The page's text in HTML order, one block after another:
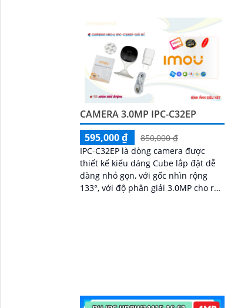
CAMERA 3.0MP IPC-C32EP
595,000 ₫
850,000 ₫
IPC-C32EP là dòng camera được
thiết kế kiểu dáng Cube lắp đặt dễ
dàng nhỏ gọn, với gốc nhìn rộng
133°, với độ phân giải 3.0MP cho ra